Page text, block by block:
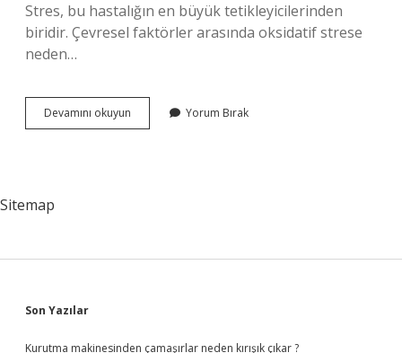
Stres, bu hastalığın en büyük tetikleyicilerinden
biridir. Çevresel faktörler arasında oksidatif strese
neden…
Devamını okuyun
Hastaları
Yorum Bırak
Sitemap
Sidebar
Son Yazılar
Kurutma makinesinden çamaşırlar neden kırışık çıkar ?